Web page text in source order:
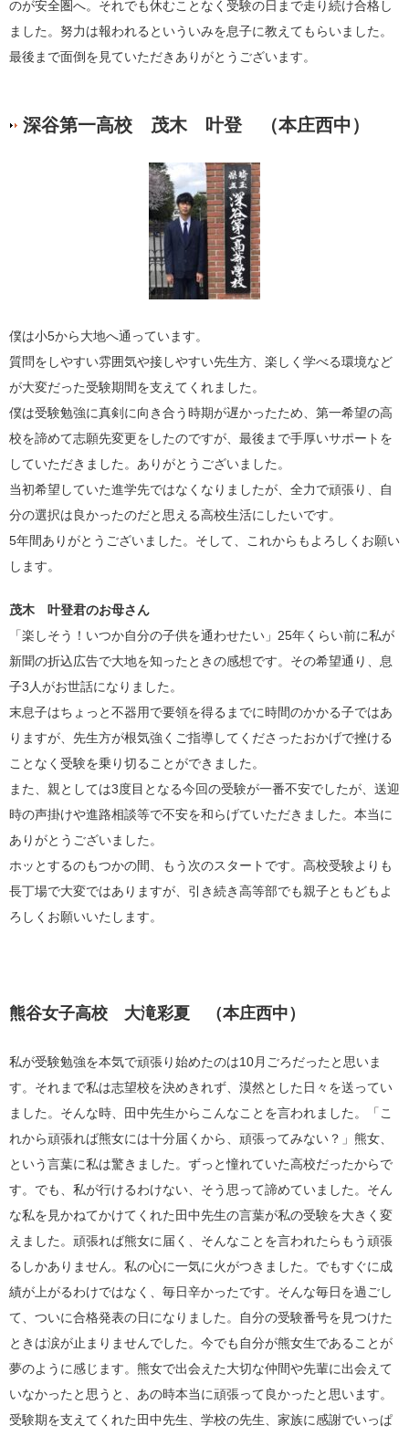
のが安全圏へ。それでも休むことなく受験の日まで走り続け合格し
ました。努力は報われるといういみを息子に教えてもらいました。
最後まで面倒を見ていただきありがとうございます。
深谷第一高校 茂木 叶登 （本庄西中）
僕は小5から大地へ通っています。
質問をしやすい雰囲気や接しやすい先生方、楽しく学べる環境など
が大変だった受験期間を支えてくれました。
僕は受験勉強に真剣に向き合う時期が遅かったため、第一希望の高
校を諦めて志願先変更をしたのですが、最後まで手厚いサポートを
していただきました。ありがとうございました。
当初希望していた進学先ではなくなりましたが、全力で頑張り、自
分の選択は良かったのだと思える高校生活にしたいです。
5年間ありがとうございました。そして、これからもよろしくお願い
します。
茂木 叶登君のお母さん
「楽しそう！いつか自分の子供を通わせたい」 25年くらい前に私が
新聞の折込広告で大地を知ったときの感想です。その希望通り、息
子3 人がお世話になりました。
末息子はちょっと不器用で要領を得るまでに時間のかかる子ではあ
りますが、先生方が根気強くご指導してくださったおかげで挫ける
ことなく受験を乗り切ることができました。
また、親としては3度目となる今回の受験が一番不安でしたが、送迎
時の声掛けや進路相談等で不安を和らげていただきました。本当に
ありがとうございました。
ホッとするのもつかの間、もう次のスタートです。高校受験よりも
長丁場で大変ではありますが、引き続き高等部でも親子ともどもよ
ろしくお願いいたします。
熊谷女子高校 大滝彩夏 （本庄西中）
私が受験勉強を本気で頑張り始めたのは10月ごろだったと思いま
す。それまで私は志望校を決めきれず、漠然とした日々を送ってい
ました。そんな時、田中先生からこんなことを言われました。「こ
れから頑張れば熊女には十分届くから、頑張ってみない？」熊女、
という言葉に私は驚きました。ずっと憧れていた高校だったからで
す。でも、私が行けるわけない、そう思って諦めていました。そん
な私を見かねてかけてくれた田中先生の言葉が私の受験を大きく変
えました。頑張れば熊女に届く、そんなことを言われたらもう頑張
るしかありません。私の心に一気に火がつきました。でもすぐに成
績が上がるわけではなく、毎日辛かったです。そんな毎日を過ごし
て、ついに合格発表の日になりました。自分の受験番号を見つけた
ときは涙が止まりませんでした。今でも自分が熊女生であることが
夢のように感じます。熊女で出会えた大切な仲間や先輩に出会えて
いなかったと思うと、あの時本当に頑張って良かったと思います。
受験期を支えてくれた田中先生、学校の先生、家族に感謝でいっぱ